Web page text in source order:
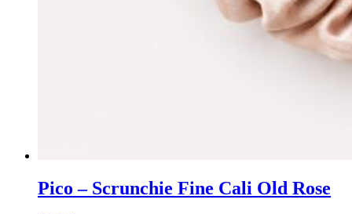
Pico – Scrunchie Fine Cali Old Rose